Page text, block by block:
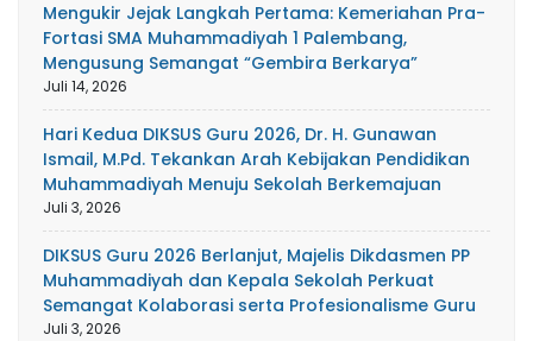
Mengukir Jejak Langkah Pertama: Kemeriahan Pra-
Fortasi SMA Muhammadiyah 1 Palembang,
Mengusung Semangat “Gembira Berkarya”
Juli 14, 2026
Hari Kedua DIKSUS Guru 2026, Dr. H. Gunawan
Ismail, M.Pd. Tekankan Arah Kebijakan Pendidikan
Muhammadiyah Menuju Sekolah Berkemajuan
Juli 3, 2026
DIKSUS Guru 2026 Berlanjut, Majelis Dikdasmen PP
Muhammadiyah dan Kepala Sekolah Perkuat
Semangat Kolaborasi serta Profesionalisme Guru
Juli 3, 2026